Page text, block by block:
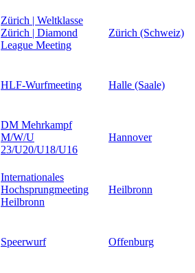
Zürich | Weltklasse
Zürich | Diamond
League Meeting
Zürich (Schweiz)
HLF-Wurfmeeting Halle (Saale)
DM Mehrkampf
M/W/U
23/U20/U18/U16
Hannover
Internationales
Hochsprungmeeting
Heilbronn
Heilbronn
Speerwurf Offenburg